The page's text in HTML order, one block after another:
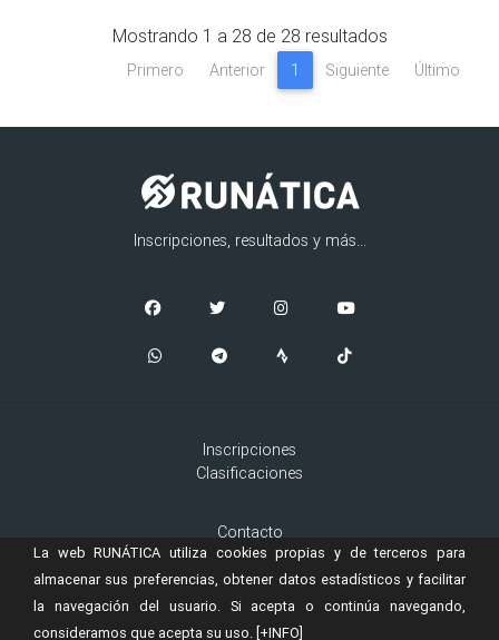
Mostrando 1 a 28 de 28 resultados
Primero Anterior 1 Siguiente Último
Inscripciones, resultados y más...
Inscripciones
Clasificaciones
Contacto
Aviso Legal
Cookies
La web RUNÁTICA utiliza cookies propias y de terceros para
almacenar sus preferencias, obtener datos estadísticos y facilitar
la navegación del usuario. Si acepta o continúa navegando,
consideramos que acepta su uso. [+INFO]